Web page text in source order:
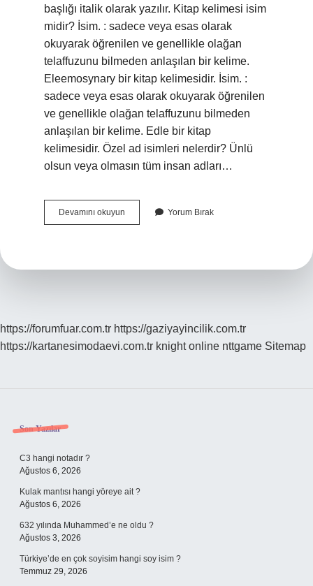
başlığı italik olarak yazılır. Kitap kelimesi isim
midir? İsim. : sadece veya esas olarak
okuyarak öğrenilen ve genellikle olağan
telaffuzunu bilmeden anlaşılan bir kelime.
Eleemosynary bir kitap kelimesidir. İsim. :
sadece veya esas olarak okuyarak öğrenilen
ve genellikle olağan telaffuzunu bilmeden
anlaşılan bir kelime. Edle bir kitap
kelimesidir. Özel ad isimleri nelerdir? Ünlü
olsun veya olmasın tüm insan adları…
Devamını okuyun
Ismi
Yorum Bırak
https://forumfuar.com.tr https://gaziyayincilik.com.tr
https://kartanesimodaevi.com.tr knight online nttgame Sitemap
Sidebar
Son Yazılar
C3 hangi notadır ?
Ağustos 6, 2026
Kulak mantısı hangi yöreye ait ?
Ağustos 6, 2026
632 yılında Muhammed’e ne oldu ?
Ağustos 3, 2026
Türkiye’de en çok soyisim hangi soy isim ?
Temmuz 29, 2026